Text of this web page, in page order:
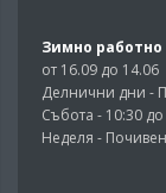
Зимно
от 16.09 до 14.06
Делнични дни -
Събота - 10:30 до
Неделя -